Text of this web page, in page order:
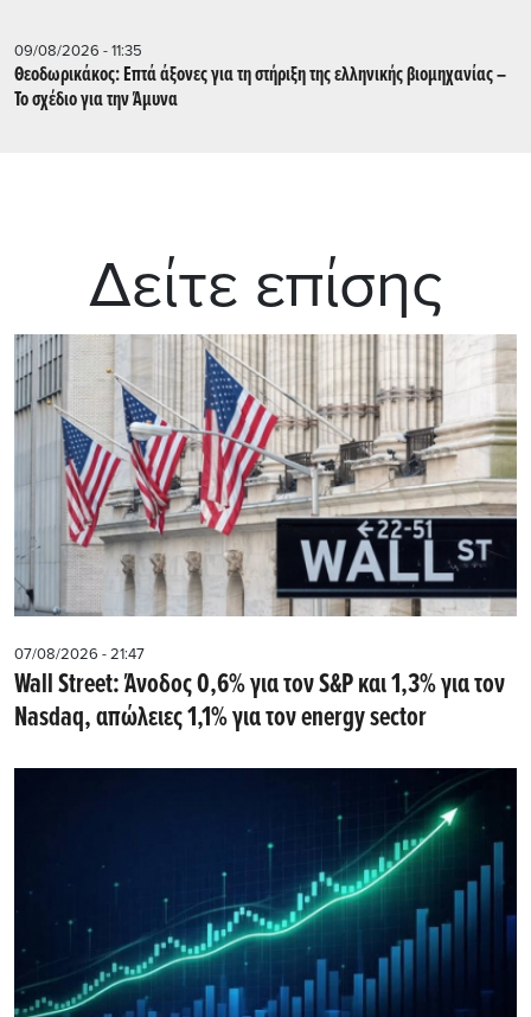
09/08/2026 - 11:35
Θεοδωρικάκος: Επτά άξονες για τη στήριξη της ελληνικής βιομηχανίας –
Το σχέδιο για την Άμυνα
Δείτε επίσης
07/08/2026 - 21:47
Wall Street: Άνοδος 0,6% για τον S&P και 1,3% για τον
Nasdaq, απώλειες 1,1% για τον energy sector